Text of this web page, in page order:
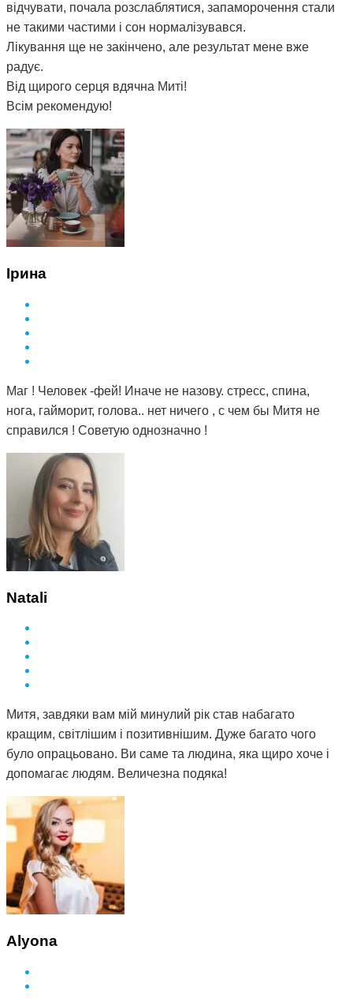
відчувати, почала розслаблятися, запаморочення стали
не такими частими і сон нормалізувався.
Лікування ще не закінчено, але результат мене вже
радує.
Від щирого серця вдячна Миті!
Всім рекомендую!
Ірина
Маг ! Человек -фей! Иначе не назову. стресс, спина,
нога, гайморит, голова.. нет ничего , с чем бы Митя не
справился ! Советую однозначно !
Natali
Митя, завдяки вам мій минулий рік став набагато
кращим, світлішим і позитивнішим. Дуже багато чого
було опрацьовано. Ви саме та людина, яка щиро хоче і
допомагає людям. Величезна подяка!
Alyona